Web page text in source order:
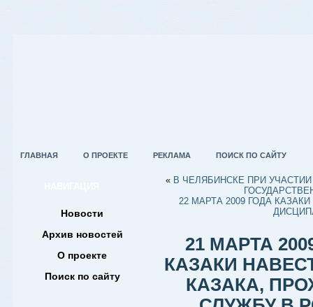
ГЛАВНАЯ О ПРОЕКТЕ РЕКЛАМА ПОИСК ПО САЙТУ
Новости
Архив новостей
О проекте
Поиск по сайту
« В ЧЕЛЯБИНСКЕ ПРИ
22 МАРТА 2009 ГОДА
21 МАРТА
КАЗАКИ
КАЗАКА,